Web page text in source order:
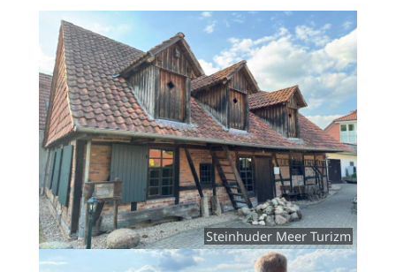
Steinhuder Meer Turizm